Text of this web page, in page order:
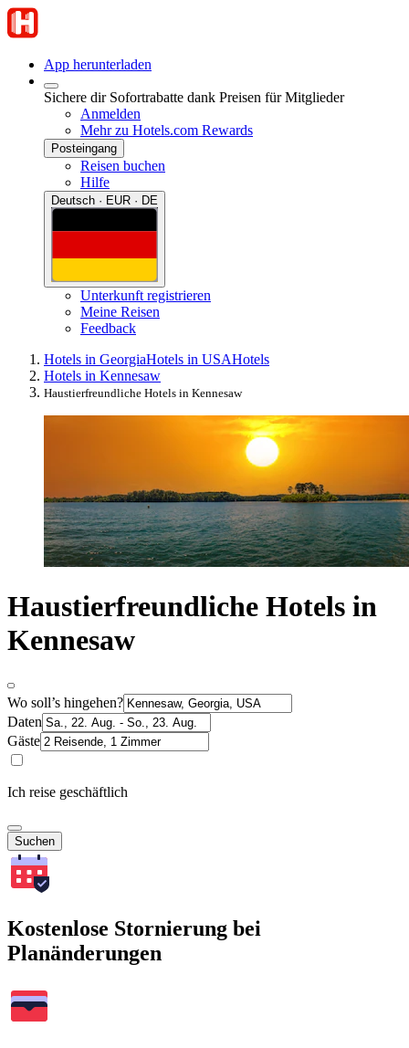
App herunterladen
Sichere dir Sofortrabatte dank Preisen für Mitglieder
Anmelden
Mehr zu Hotels.com Rewards
Posteingang
Reisen buchen
Hilfe
Deutsch · EUR · DE
Unterkunft registrieren
Meine Reisen
Feedback
Hotels in GeorgiaHotels in USAHotels
Hotels in Kennesaw
Haustierfreundliche Hotels in Kennesaw
Haustierfreundliche Hotels in
Kennesaw
Wo soll’s hingehen?
Daten
Gäste
Ich reise geschäftlich
Suchen
Kostenlose Stornierung bei
Planänderungen